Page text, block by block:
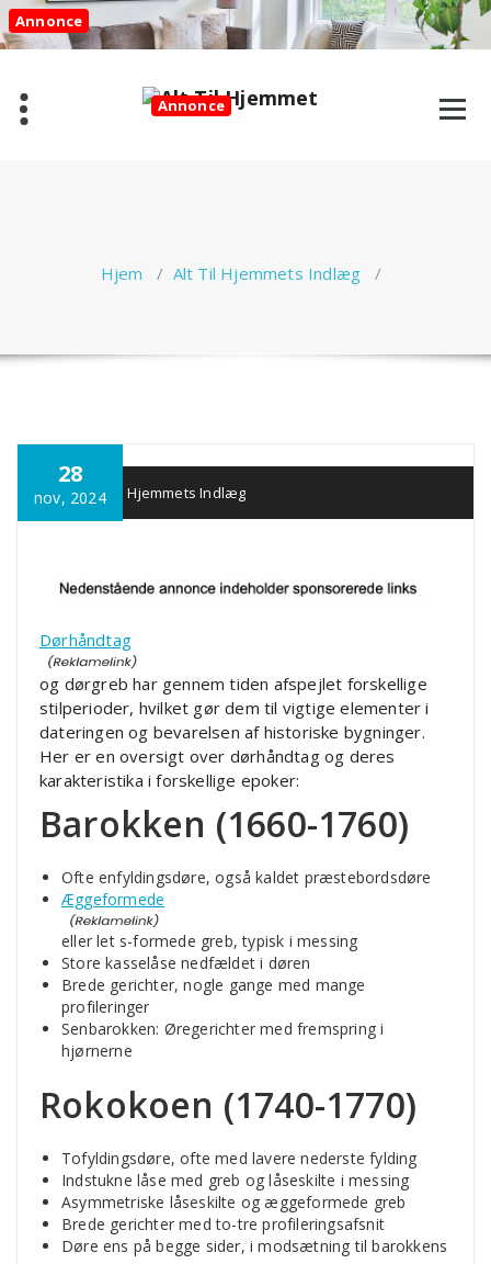
Videre
til
indhold
Annonce
Annonce
Hjem / Alt Til Hjemmets Indlæg /
28
nov, 2024
Annonce
Alt Til Hjemmets Indlæg
Dørhåndtag
og dørgreb har gennem tiden afspejlet forskellige
stilperioder, hvilket gør dem til vigtige elementer i
dateringen og bevarelsen af historiske bygninger.
Her er en oversigt over dørhåndtag og deres
karakteristika i forskellige epoker:
Barokken (1660-1760)
Ofte enfyldingsdøre, også kaldet præstebordsdøre
Æggeformede
eller let s-formede greb, typisk i messing
Store kasselåse nedfældet i døren
Brede gerichter, nogle gange med mange
profileringer
Senbarokken: Øregerichter med fremspring i
hjørnerne
Rokokoen (1740-1770)
Tofyldingsdøre, ofte med lavere nederste fylding
Indstukne låse med greb og låseskilte i messing
Asymmetriske låseskilte og æggeformede greb
Brede gerichter med to-tre profileringsafsnit
Døre ens på begge sider, i modsætning til barokkens